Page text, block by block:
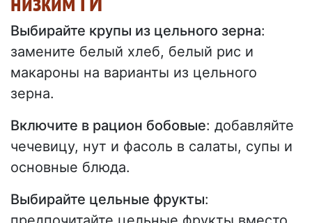
Выбирайте крупы из цельного зерна:
замените белый хлеб, белый рис и
макароны на варианты из цельного
зерна.
Включите в рацион бобовые: добавляйте
чечевицу, нут и фасоль в салаты, супы и
основные блюда.
Выбирайте цельные фрукты: